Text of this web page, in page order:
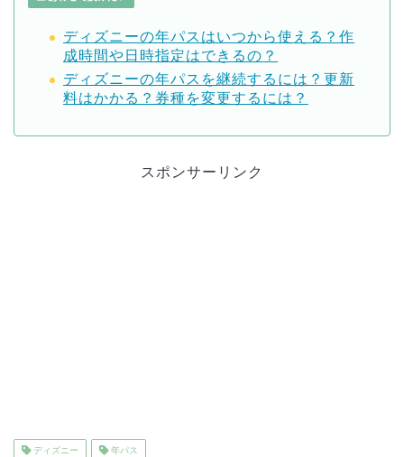
ディズニーの年パスはいつから使える？作
成時間や日時指定はできるの？
ディズニーの年パスを継続するには？更新
料はかかる？券種を変更するには？
スポンサーリンク
ディズニー 年パス